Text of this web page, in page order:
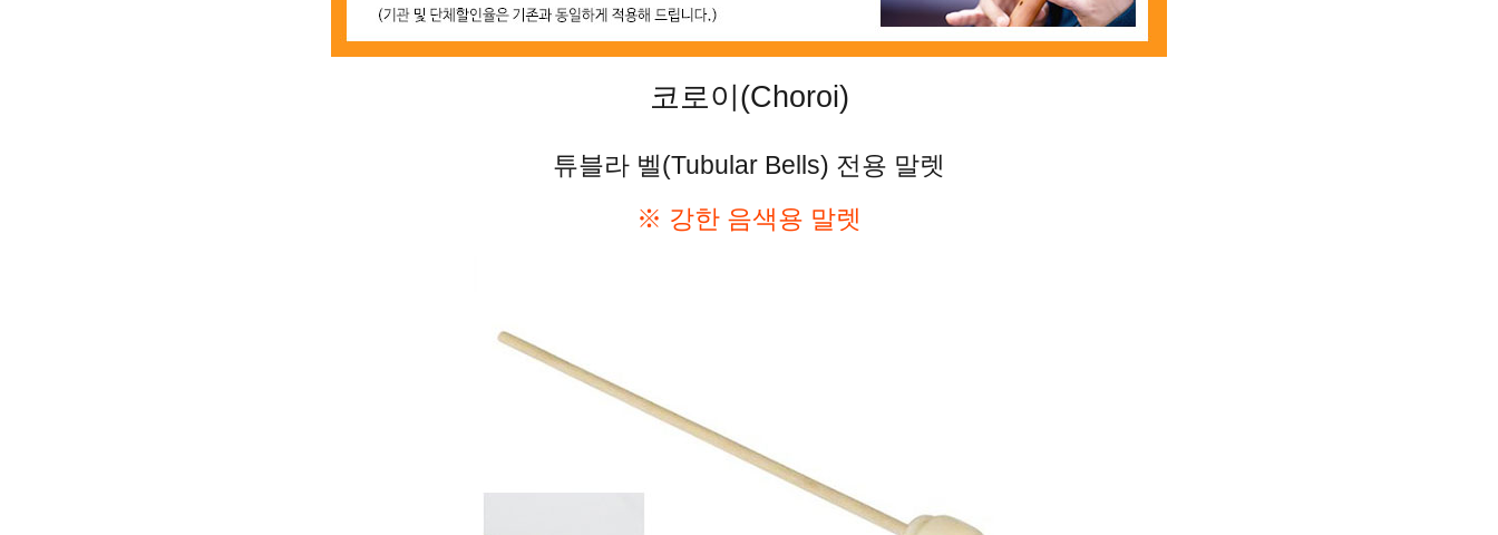
코로이(Choroi)
튜블라 벨(Tubular Bells) 전용 말렛
※ 강한 음색용 말렛